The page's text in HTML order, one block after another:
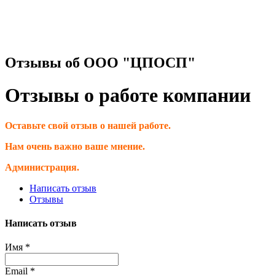
Отзывы об ООО "ЦПОСП"
Отзывы о работе компании
Оставьте свой отзыв о нашей работе.
Нам очень важно ваше мнение.
Администрация.
Написать отзыв
Отзывы
Написать отзыв
Имя *
Email *